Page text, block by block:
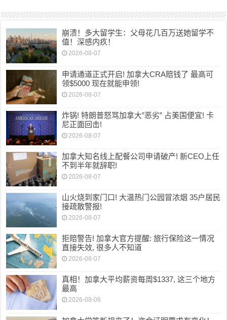
崩溃！多大留学生：父母花几百万送她留学不
值！深感内疚！
2026-08-07
申请通道正式开启! 加拿大CRA赔钱了 最高可
领$5000 现在就能申领!
2026-08-07
炸锅! 特朗普怒骂加拿大”恶劣” 占美国便宜! 卡
尼正面回击!
2026-08-07
加拿大知名线上配餐公司申请破产! 新CEO上任
不到半年就辞职!
2026-08-07
山火烧到家门口! 大温热门公园冒浓烟 35户居民
接疏散警报!
2026-08-07
拒赔警告! 加拿大官方提醒: 旅行保险这一情况
直接失效, 很多人不知道
2026-08-07
真相！加拿大平均薪资每周$1337, 这三个地方
最高
2026-08-06